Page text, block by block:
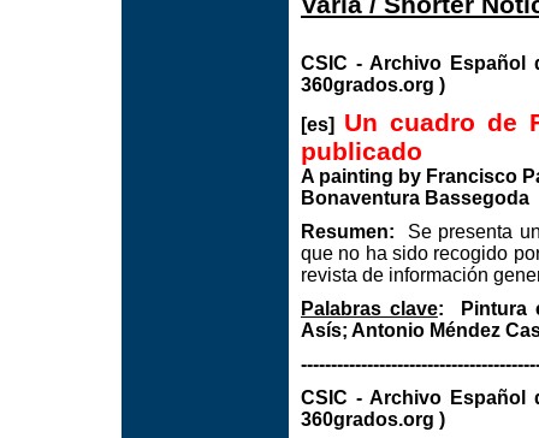
CSIC - Archivo
360grados.org )
[es] Un cuadro de
publicado
A painting by Francisco
Bonaventura Bassegoda
Resumen: Se presenta
que no ha sido recogido
revista de información
Palabras clave:
Pintura
Asís; Antonio Méndez
CSIC - Archivo
360grados.org )